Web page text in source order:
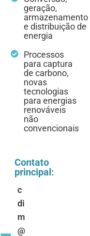
geração,
armazenamento
e distribuição de
energia
Processos
para captura
de carbono,
novas
tecnologias
para energias
renováveis
não
convencionais
Contato
principal:
c
di
m
@